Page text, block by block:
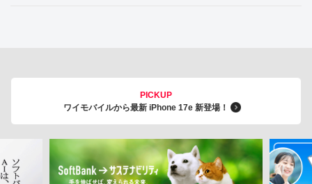
PICKUP
ワイモバイルから最新 iPhone 17e 新登場！